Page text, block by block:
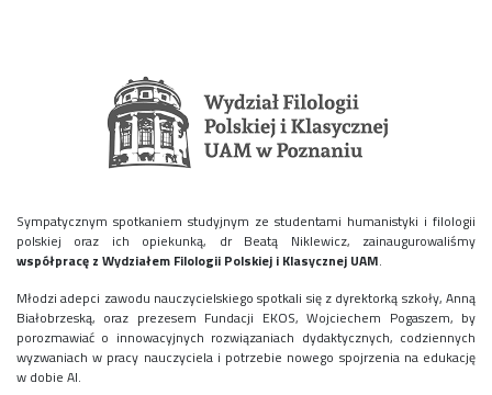
Archiwalna strona Szkoły
Biblioteka Szkolna
Filmy z wydarzeń szkolnych
Konkurs klas
Konkurs "Złota Żaba"
Newsy
Obóz adaptacyjny
Polityka ochrony dzieci
Sympatycznym spotkaniem studyjnym ze studentami humanistyki i filologii
polskiej oraz ich opiekunką, dr Beatą Niklewicz, zainaugurowaliśmy
współpracę z Wydziałem Filologii Polskiej i Klasycznej UAM.
Młodzi adepci zawodu nauczycielskiego spotkali się z dyrektorką szkoły, Anną
Białobrzeską, oraz prezesem Fundacji EKOS, Wojciechem Pogaszem, by
porozmawiać o innowacyjnych rozwiązaniach dydaktycznych, codziennych
wyzwaniach w pracy nauczyciela i potrzebie nowego spojrzenia na edukację
w dobie AI.